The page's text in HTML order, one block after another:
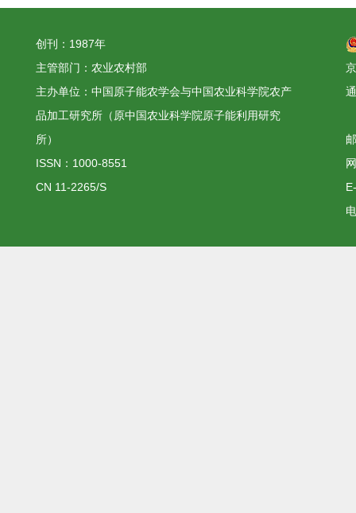
创刊：1987年
主管部门：农业农村部
主办单位：中国原子能农学会与中国农业科学院农产
品加工研究所（原中国农业科学院原子能利用研究
所）
ISSN：1000-8551
CN 11-2265/S